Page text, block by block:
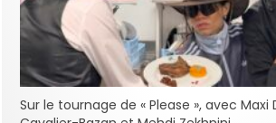
Sur le tournage de « Please », avec Maxi